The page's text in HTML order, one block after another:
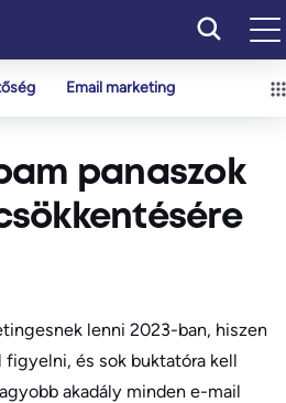
Email marketing
panaszok
lenni 2023-ban, hiszen
és sok buktatóra kell
akadály minden e-mail